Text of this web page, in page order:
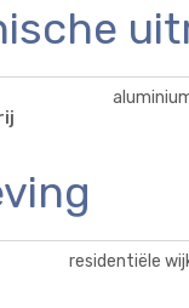
residentiële